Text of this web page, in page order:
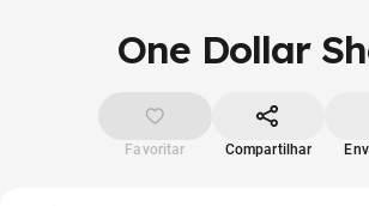
One Dollar
Favoritar Compartilhar